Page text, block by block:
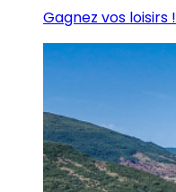
Gagnez vos loisirs !